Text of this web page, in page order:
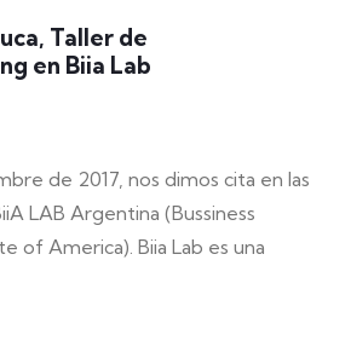
Taller de
en Biia Lab
de 2017, nos dimos cita en las
LAB Argentina (Bussiness
of America). Biia Lab es una